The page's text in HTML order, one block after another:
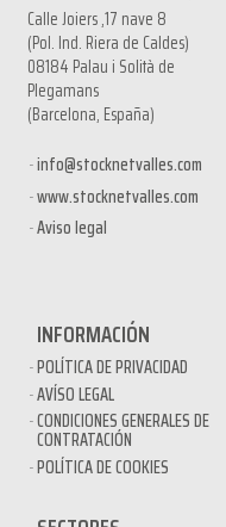
Calle Joiers ,17 nave 8
(Pol. Ind. Riera de Caldes)
08184 Palau i Solità de
Plegamans
(Barcelona, España)
info@stocknetvalles.com
www.stocknetvalles.com
Aviso legal
INFORMACIÓN
POLÍTICA DE PRIVACIDAD
AVÍSO LEGAL
CONDICIONES GENERALES DE
CONTRATACIÓN
POLÍTICA DE COOKIES